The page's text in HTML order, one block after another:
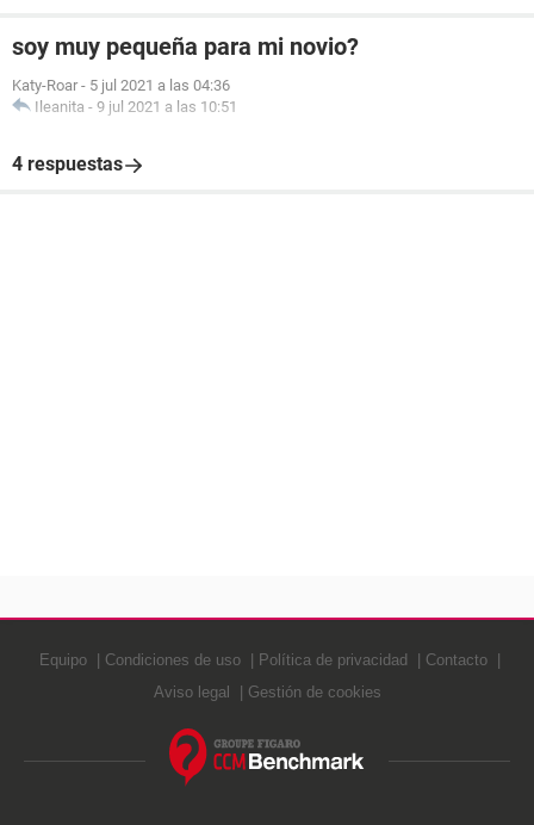
soy muy pequeña para mi novio?
Katy-Roar - 5 jul 2021 a las 04:36
Ileanita - 9 jul 2021 a las 10:51
4 respuestas
Equipo Condiciones de uso Política de privacidad
Contacto
Aviso legal
Gestión de cookies